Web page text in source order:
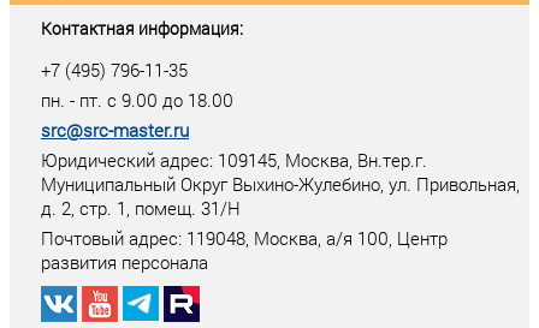
Контактная информация:
+7 (495) 796-11-35
пн. - пт. с 9.00 до 18.00
src@src-master.ru
Юридический адрес: 109145, Москва, Вн.тер.г.
Муниципальный Округ Выхино-Жулебино, ул. Привольная,
д. 2, стр. 1, помещ. 31/Н
Почтовый адрес: 119048 Москва , а/я 100 , Центр
развития персонала